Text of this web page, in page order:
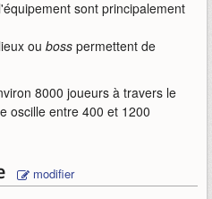
sont principalement
ou boss permettent de
8000 joueurs à travers le
oscille entre 400 et 1200
modifier